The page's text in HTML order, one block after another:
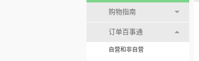
购物指南
订单百事通
自营和非自营